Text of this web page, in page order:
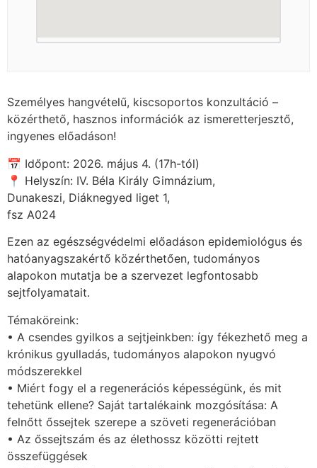
Személyes hangvételű, kiscsoportos konzultáció –
közérthető, hasznos információk az ismeretterjesztő,
ingyenes előadáson!
📅 Időpont: 2026. május 4. (17h-tól)
📍 Helyszín: IV. Béla Király Gimnázium,
Dunakeszi, Diáknegyed liget 1,
fsz A024
Ezen az egészségvédelmi előadáson epidemiológus és
hatóanyagszakértő közérthetően, tudományos
alapokon mutatja be a szervezet legfontosabb
sejtfolyamatait.
Témaköreink:
• A csendes gyilkos a sejtjeinkben: így fékezhető meg a
krónikus gyulladás, tudományos alapokon nyugvó
módszerekkel
• Miért fogy el a regenerációs képességünk, és mit
tehetünk ellene? Saját tartalékaink mozgósítása: A
felnőtt őssejtek szerepe a szöveti regenerációban
• Az őssejtszám és az élethossz közötti rejtett
összefüggések